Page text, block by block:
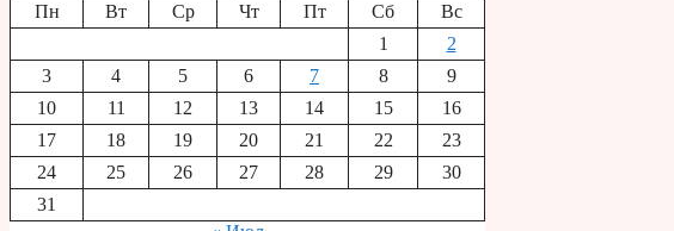
Пн
Вт Ср Чт Пт Сб
Вс
1
2
3
4 5 6 7 8
9
10
11 12 13 14 15
16
17
18 19 20 21 22
23
24
25 26 27 28 29
30
31